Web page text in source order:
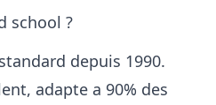
school ?
depuis 1990.
adapte a 90% des